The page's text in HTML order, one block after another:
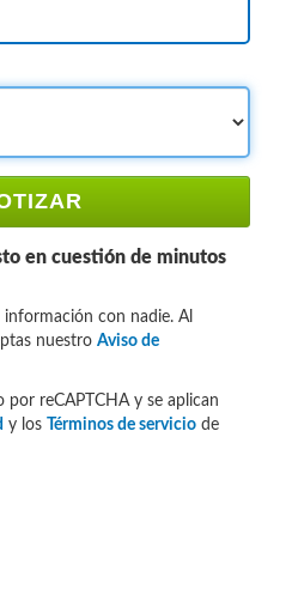
en cuestión de minutos
con nadie. Al
nuestro Aviso de
por reCAPTCHA y se aplican
y los Términos de servicio de